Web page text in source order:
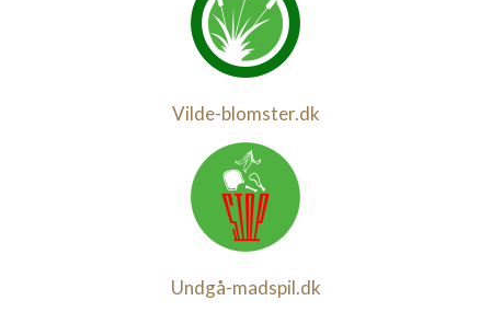
Vilde-blomster.dk
Undgå-madspil.dk